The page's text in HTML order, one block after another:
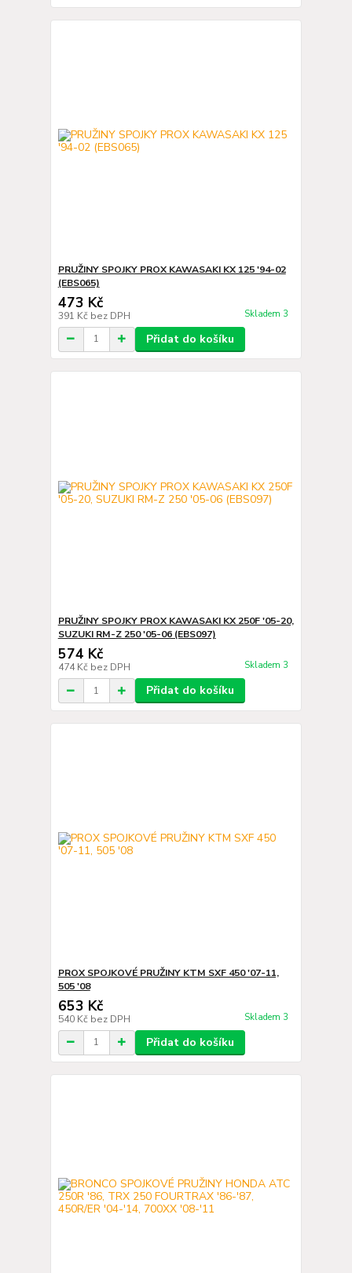
PRUŽINY SPOJKY PROX KAWASAKI KX 125 '94-02
(EBS065)
473 Kč
391 Kč bez DPH Skladem 3
Přidat do košíku
PRUŽINY SPOJKY PROX KAWASAKI KX 250F '05-20,
SUZUKI RM-Z 250 '05-06 (EBS097)
574 Kč
474 Kč bez DPH Skladem 3
Přidat do košíku
PROX SPOJKOVÉ PRUŽINY KTM SXF 450 '07-11,
505 '08
653 Kč
540 Kč bez DPH Skladem 3
Přidat do košíku